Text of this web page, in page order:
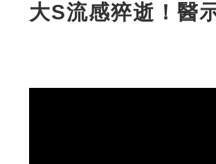
大S流感猝逝！醫